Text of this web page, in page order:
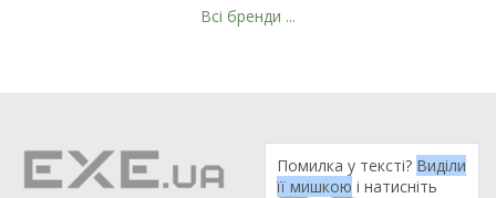
Всі бренди ...
Помилка у тексті? Виділи
її мишкою і натисніть